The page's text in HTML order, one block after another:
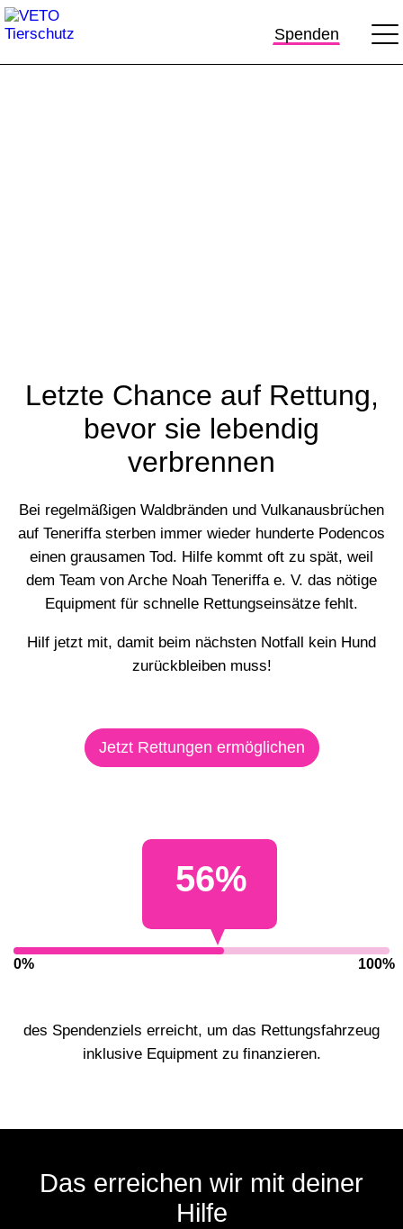
Spenden
Letzte Chance auf Rettung,
bevor sie lebendig
verbrennen
Bei regelmäßigen Waldbränden und Vulkanausbrüchen
auf Teneriffa sterben immer wieder hunderte Podencos
einen grausamen Tod. Hilfe kommt oft zu spät, weil
dem Team von Arche Noah Teneriffa e. V. das nötige
Equipment für schnelle Rettungseinsätze fehlt.
Hilf jetzt mit, damit beim nächsten Notfall kein Hund
zurückbleiben muss!
Jetzt Rettungen ermöglichen
56%
0% 100%
des Spendenziels erreicht, um das Rettungsfahrzeug
inklusive Equipment zu finanzieren.
Das erreichen wir mit deiner
Hilfe